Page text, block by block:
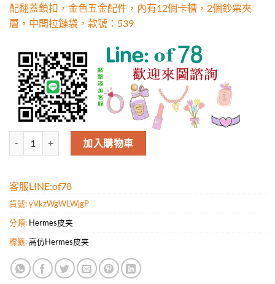
配翻蓋鎖扣，金色五金配件，內有12個卡槽，2個鈔票夾
層，中間拉鏈袋，款號：539
高仿愛馬仕/Hermes 長款錢夾，采用柔軟手掌紋小牛皮，搭配翻蓋
加入購物車
客服LINE:of78
貨號:yVkzWgWLWjgP
分類: Hermes皮夹
標籤:高仿Hermes皮夹